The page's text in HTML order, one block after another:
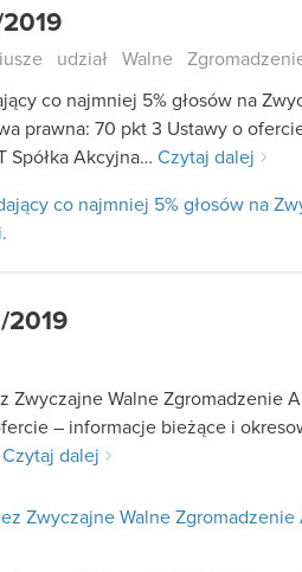
udział Walne
co najmniej 5% głosów na
prawna: 70 pkt 3 Ustawy o
Spółka Akcyjna… Czytaj dalej
co najmniej 5% głosów na
2019
Zwyczajne Walne Zgromadzenie
– informacje bieżące i
Czytaj dalej
Zwyczajne Walne Zgromadzenie